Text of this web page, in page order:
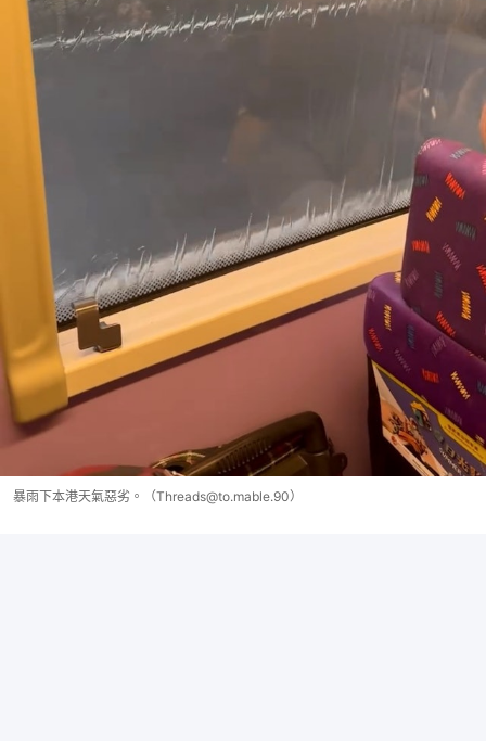
暴雨下本港天氣惡劣。（Threads@to.mable.90）